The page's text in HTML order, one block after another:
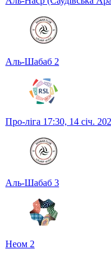
Аль-Шабаб 2
Про-ліга 17:30, 14 січ.
Аль-Шабаб 3
Неом 2